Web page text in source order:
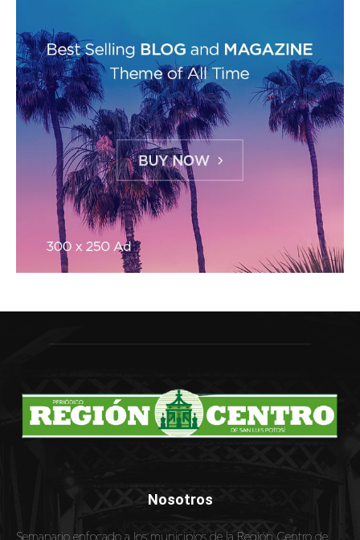
Nosotros
Semanario enfocado a los municipios de la Región Centro de